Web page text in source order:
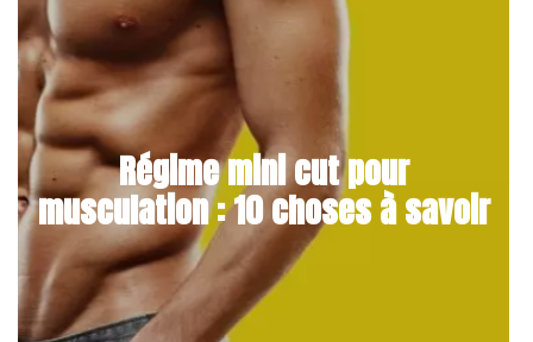
Régime mini cut pour
musculation : 10 choses à savoir